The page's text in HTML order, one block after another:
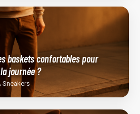
baskets confortables pour
journée ?
Sneakers